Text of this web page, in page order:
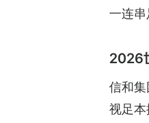
一连串
2026
信和
视足